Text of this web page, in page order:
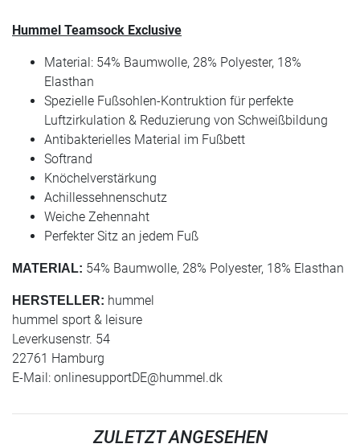
Hummel Teamsock Exclusive
Material: 54% Baumwolle, 28% Polyester, 18%
Elasthan
Spezielle Fußsohlen-Kontruktion für perfekte
Luftzirkulation & Reduzierung von Schweißbildung
Antibakterielles Material im Fußbett
Softrand
Knöchelverstärkung
Achillessehnenschutz
Weiche Zehennaht
Perfekter Sitz an jedem Fuß
MATERIAL: 54% Baumwolle, 28% Polyester, 18% Elasthan
HERSTELLER: hummel
hummel sport & leisure
Leverkusenstr. 54
22761 Hamburg
E-Mail: onlinesupportDE@hummel.dk
ZULETZT ANGESEHEN